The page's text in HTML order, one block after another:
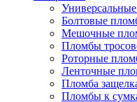
Болтовые
Мешочные
Пломбы
Роторные
Ленточные
Пломба
Пломбы к